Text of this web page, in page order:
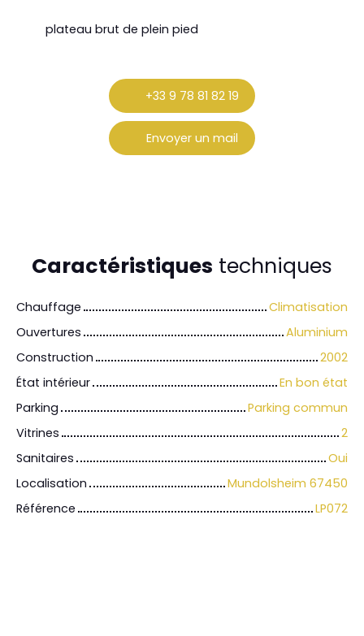
plateau brut de plein pied
+33 9 78 81 82 19
Envoyer un mail
Caractéristiques techniques
Chauffage
Climatisation
Ouvertures
Aluminium
Construction
2002
État intérieur
En bon état
Parking
Parking commun
Vitrines
2
Sanitaires
Oui
Localisation
Mundolsheim 67450
Référence
LP072